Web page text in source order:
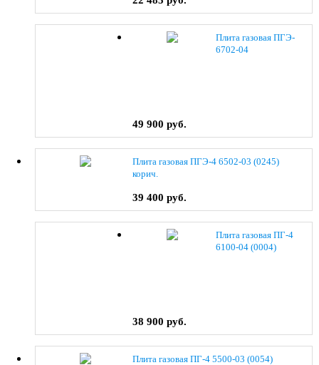
Плита газовая ПГЭ-
6702-04
49 900 руб.
Плита газовая ПГЭ-4 6502-03 (0245)
корич.
39 400 руб.
Плита газовая ПГ-4
6100-04 (0004)
38 900 руб.
Плита газовая ПГ-4 5500-03 (0054)